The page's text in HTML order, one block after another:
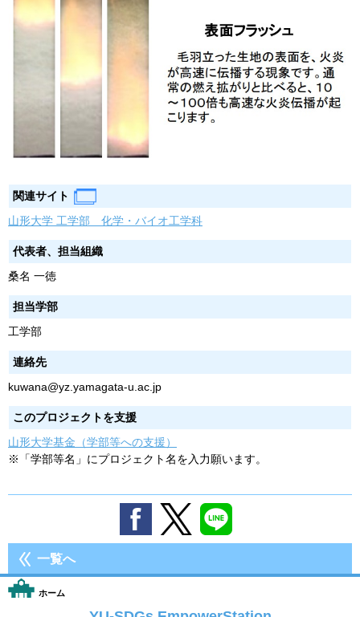
関連サイト
山形大学 工学部 化学・バイオ工学科
代表者、担当組織
桑名 一徳
担当学部
工学部
連絡先
kuwana@yz.yamagata-u.ac.jp
このプロジェクトを支援
山形大学基金（学部等への支援）
※「学部等名」にプロジェクト名を入力願います。
一覧へ
ホーム